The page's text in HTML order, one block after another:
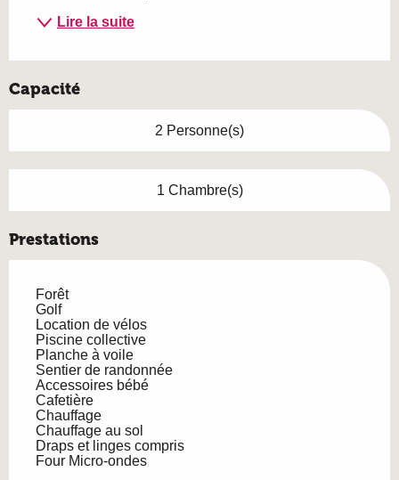
Lire la suite
Capacité
2 Personne(s)
1 Chambre(s)
Prestations
Forêt
Golf
Location de vélos
Piscine collective
Planche à voile
Sentier de randonnée
Accessoires bébé
Cafetière
Chauffage
Chauffage au sol
Draps et linges compris
Four Micro-ondes